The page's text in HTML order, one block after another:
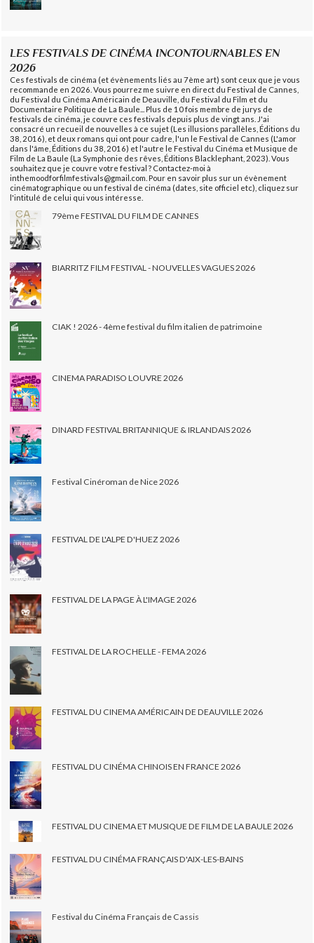
LES FESTIVALS DE CINÉMA INCONTOURNABLES EN
2026
Ces festivals de cinéma (et évènements liés au 7ème art) sont ceux que je vous
recommande en 2026. Vous pourrez me suivre en direct du Festival de Cannes,
du Festival du Cinéma Américain de Deauville, du Festival du Film et du
Documentaire Politique de La Baule... Plus de 10 fois membre de jurys de
festivals de cinéma, je couvre ces festivals depuis plus de vingt ans. J'ai
consacré un recueil de nouvelles à ce sujet (Les illusions parallèles, Éditions du
38, 2016), et deux romans qui ont pour cadre, l'un le Festival de Cannes (L'amor
dans l'âme, Éditions du 38, 2016) et l'autre le Festival du Cinéma et Musique de
Film de La Baule (La Symphonie des rêves, Éditions Blacklephant, 2023). Vous
souhaitez que je couvre votre festival ? Contactez-moi à
inthemoodforfilmfestivals@gmail.com. Pour en savoir plus sur un évènement
cinématographique ou un festival de cinéma (dates, site officiel etc), cliquez sur
l'intitulé de celui qui vous intéresse.
79ème FESTIVAL DU FILM DE CANNES
BIARRITZ FILM FESTIVAL - NOUVELLES VAGUES 2026
CIAK ! 2026 - 4ème festival du film italien de patrimoine
CINEMA PARADISO LOUVRE 2026
DINARD FESTIVAL BRITANNIQUE & IRLANDAIS 2026
Festival Cinéroman de Nice 2026
FESTIVAL DE L'ALPE D'HUEZ 2026
FESTIVAL DE LA PAGE À L'IMAGE 2026
FESTIVAL DE LA ROCHELLE - FEMA 2026
FESTIVAL DU CINEMA AMÉRICAIN DE DEAUVILLE 2026
FESTIVAL DU CINÉMA CHINOIS EN FRANCE 2026
FESTIVAL DU CINEMA ET MUSIQUE DE FILM DE LA BAULE 2026
FESTIVAL DU CINÉMA FRANÇAIS D'AIX-LES-BAINS
Festival du Cinéma Français de Cassis